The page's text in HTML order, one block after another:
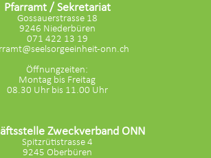
Pfarramt / Sekretariat
Gossauerstrasse 18
9246 Niederbüren
071 422 13 19
onn.ch
Öffnungzeiten:
Montag bis Freitag
08.30 Uhr bis 11.00 Uhr
Zweckverband ONN
Spitzrütistrasse 4
9245 Oberbüren